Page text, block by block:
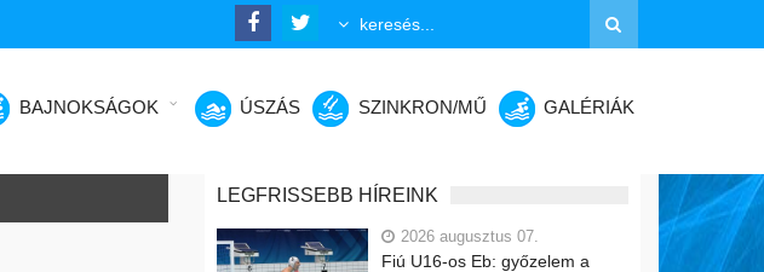
BAJNOKSÁGOK ÚSZÁS SZINKRON/MŰ GALÉRIÁK
LEGFRISSEBB HÍREINK
2026 augusztus 07.
Fiú U16-os Eb: győzelem a